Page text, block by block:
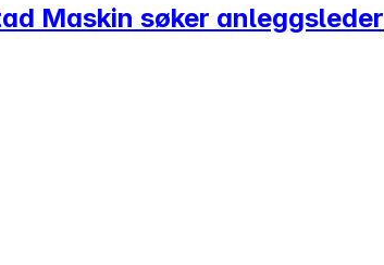
Maskin søker anleggsleder